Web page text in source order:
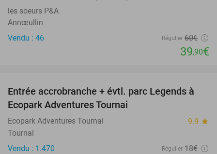
les soeurs P&A
Annœullin
Vendu : 46
Régulier 60€
39,90€
17%
Entrée accrobranche + évtl. parc Legends à
Ecopark Adventures Tournai
Ecopark Adventures Tournai 9.9 star
Tournai
Vendu : 1.470
Régulier 18€